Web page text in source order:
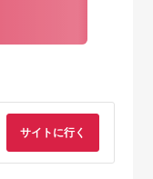
サイトに行く